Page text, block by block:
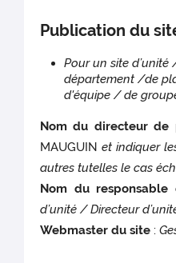
Publication du
Pour un site
département /de
d'équipe / de
Nom du directeur de
MAUGUINet indiquer
autres tutelles le cas
Nom du responsable
d’unité / Directeur
Webmaster du site :